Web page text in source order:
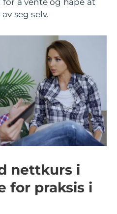
å vente og håpe at
seg selv.
nettkurs i
for praksis i